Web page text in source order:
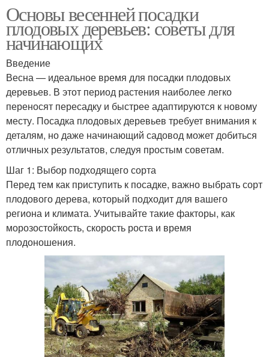
Основы весенней посадки
плодовых деревьев: советы для
начинающих
Введение
Весна — идеальное время для посадки плодовых
деревьев. В этот период растения наиболее легко
переносят пересадку и быстрее адаптируются к новому
месту. Посадка плодовых деревьев требует внимания к
деталям, но даже начинающий садовод может добиться
отличных результатов, следуя простым советам.
Шаг 1: Выбор подходящего сорта
Перед тем как приступить к посадке, важно выбрать сорт
плодового дерева, который подходит для вашего
региона и климата. Учитывайте такие факторы, как
морозостойкость, скорость роста и время
плодоношения.